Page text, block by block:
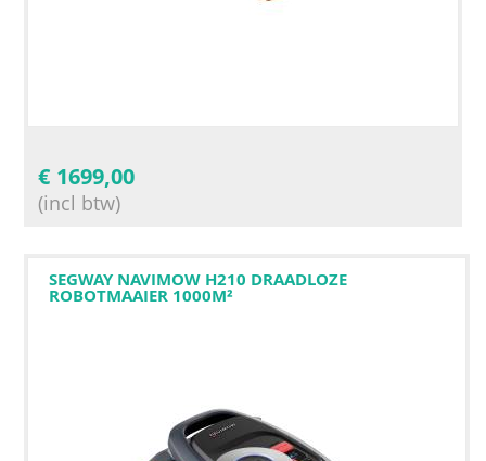
€ 1699,00
(incl btw)
SEGWAY NAVIMOW H210 DRAADLOZE
ROBOTMAAIER 1000M²